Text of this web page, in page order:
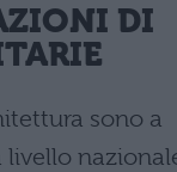
DI
sono a
livello